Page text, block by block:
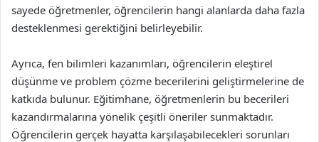
sayede öğretmenler, öğrencilerin hangi alanlarda daha fazla
desteklenmesi gerektiğini belirleyebilir.
Ayrıca, fen bilimleri kazanımları, öğrencilerin eleştirel
düşünme ve problem çözme becerilerini geliştirmelerine de
katkıda bulunur. Eğitimhane, öğretmenlerin bu becerileri
kazandırmalarına yönelik çeşitli öneriler sunmaktadır.
Öğrencilerin gerçek hayatta karşılaşabilecekleri sorunları